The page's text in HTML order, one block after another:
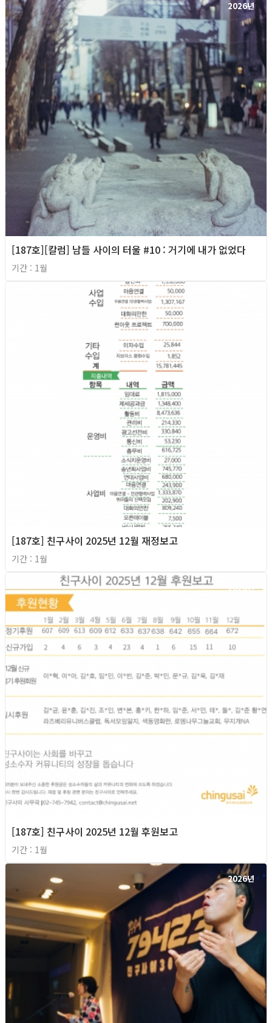
2026년
[187호][칼럼] 남들 사이의 터울 #10 : 거기에 내가 없었다
기간 : 1월
[187호] 친구사이 2025년 12월 재정보고
기간 : 1월
2026년
[187호] 친구사이 2025년 12월 후원보고
기간 : 1월
2026년